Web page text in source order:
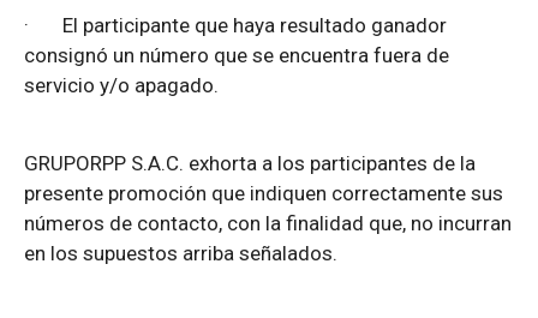
· El participante que haya resultado ganador
consignó un número que se encuentra fuera de
servicio y/o apagado.
GRUPORPP S.A.C. exhorta a los participantes de la
presente promoción que indiquen correctamente sus
números de contacto, con la finalidad que, no incurran
en los supuestos arriba señalados.